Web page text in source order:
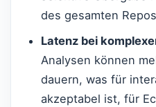
des gesamten
Latenz bei
Analysen können
dauern, was für
akzeptabel ist, für